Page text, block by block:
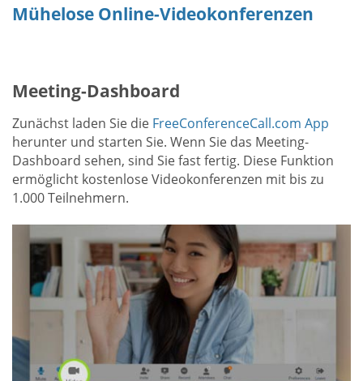
Mühelose Online-Videokonferenzen
Meeting-Dashboard
Zunächst laden Sie die FreeConferenceCall.com App
herunter und starten Sie. Wenn Sie das Meeting-
Dashboard sehen, sind Sie fast fertig. Diese Funktion
ermöglicht kostenlose Videokonferenzen mit bis zu
1.000 Teilnehmern.